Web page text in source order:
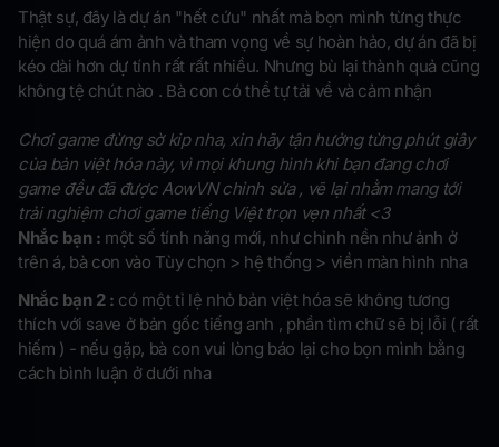
Thật sự, đây là dự án "hết cứu" nhất mà bọn mình từng thực
hiện do quá ám ảnh và tham vọng về sự hoàn hảo, dự án đã bị
kéo dài hơn dự tính rất rất nhiều. Nhưng bù lại thành quả cũng
không tệ chút nào . Bà con có thể tự tải về và cảm nhận
Chơi game đừng sờ kip nha, xin hãy tận hưởng từng phút giây
của bản việt hóa này, vì mọi khung hình khi bạn đang chơi
game đều đã được AowVN chỉnh sửa , vẽ lại nhằm mang tới
trải nghiệm chơi game tiếng Việt trọn vẹn nhất <3
Nhắc bạn : một số tính năng mới, như chỉnh nền như ảnh ở
trên á, bà con vào Tùy chọn > hệ thống > viền màn hình nha
Nhắc bạn 2 : có một tỉ lệ nhỏ bản việt hóa sẽ không tương
thích với save ở bản gốc tiếng anh , phần tìm chữ sẽ bị lỗi ( rất
hiếm ) - nếu gặp, bà con vui lòng báo lại cho bọn mình bằng
cách bình luận ở dưới nha